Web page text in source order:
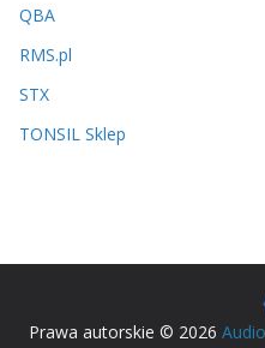
QBA
RMS.pl
STX
TONSIL Sklep
Prawa autorskie © 2026